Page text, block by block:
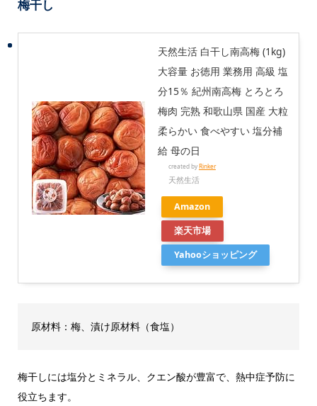
梅干し
天然生活 白干し南高梅 (1kg)
大容量 お徳用 業務用 高級 塩
分15％ 紀州南高梅 とろとろ
梅肉 完熟 和歌山県 国産 大粒
柔らかい 食べやすい 塩分補
給 母の日
created byRinker
天然生活
Amazon
楽天市場
Yahooショッピング
原材料：梅、漬け原材料（食塩）
梅干しには塩分とミネラル、クエン酸が豊富で、熱中症予防に
役立ちます。